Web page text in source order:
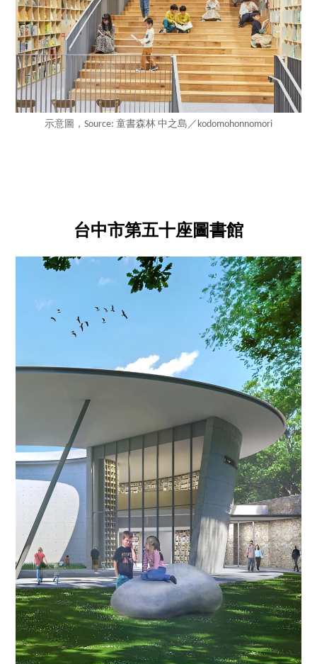
示意圖，Source: 童書森林 中之島／kodomohonnomori
台中市第五十座圖書館